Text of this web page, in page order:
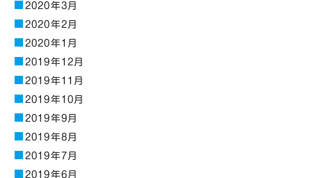
2020年3月
2020年2月
2020年1月
2019年12月
2019年11月
2019年10月
2019年9月
2019年8月
2019年7月
2019年6月